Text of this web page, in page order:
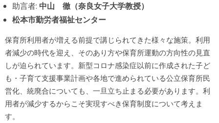
助言者: 中山 徹（奈良女子大学教授）
松本市勤労者福祉センター
保育所利用者が増える前提で講じられてきた様々な施策。利用
者減少の時代を迎え、そのあり方や保育所運動の方向性の見直
しが迫られています。新型コロナ感染症以前に作成された子ど
も・子育て支援事業計画や各地で進められている公立保育所民
営化、統廃合についても、一旦立ち止まる必要があります。利
用者が減少するからこそ実現すべき保育制度について考えま
す。